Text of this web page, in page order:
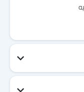
I have read and